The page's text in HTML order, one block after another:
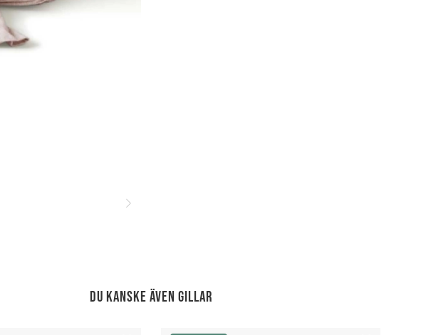
Du kanske även gillar